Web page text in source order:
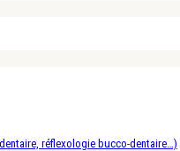
réflexologie bucco-dentaire…)